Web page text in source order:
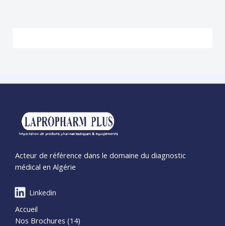
Acteur de référence dans le domaine du diagnostic
médical en Algérie
Linkedin
Accueil
Nos Brochures (14)